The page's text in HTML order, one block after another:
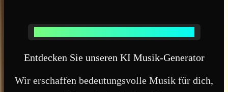
Entdecken Sie unseren KI Musik-Generator
Wir erschaffen bedeutungsvolle Musik für dich,